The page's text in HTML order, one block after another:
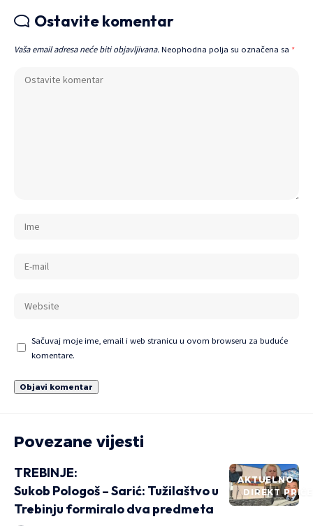
Ostavite komentar
Vaša email adresa neće biti objavljivana. Neophodna polja su označena sa *
Sačuvaj moje ime, email i web stranicu u ovom browseru za buduće
komentare.
Povezane vijesti
AKTUELNO
DIREKT PRIČE
TREBINJE:
Sukob Pologoš – Sarić: Tužilaštvo u
Trebinju formiralo dva predmeta